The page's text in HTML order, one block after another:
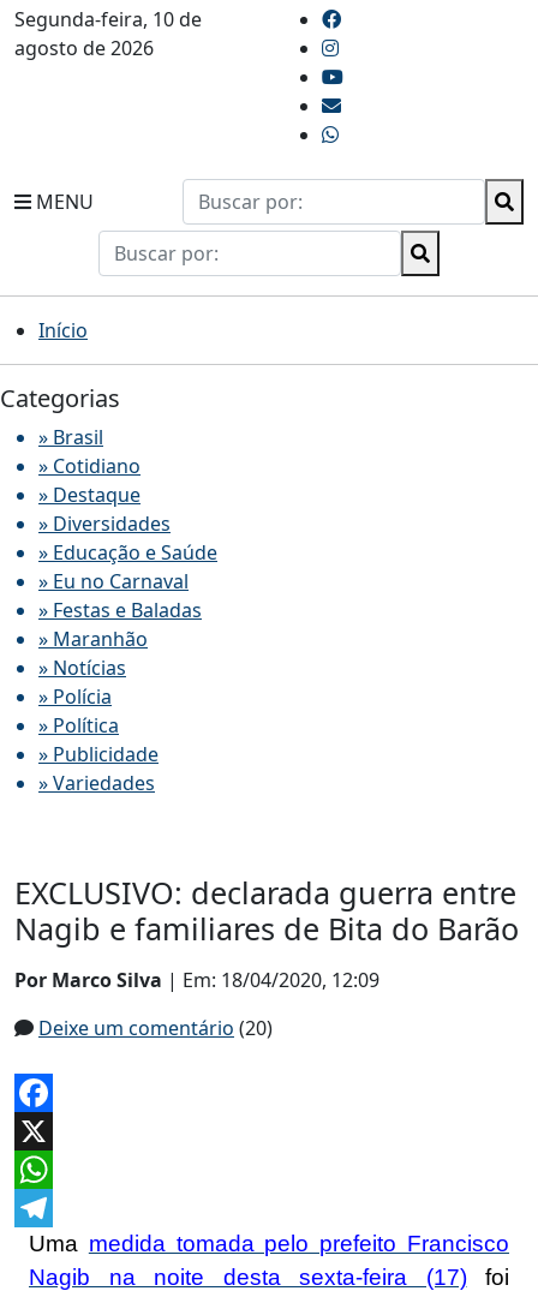
Segunda-feira, 10 de
agosto de 2026
MENU
Início
Categorias
» Brasil
» Cotidiano
» Destaque
» Diversidades
» Educação e Saúde
» Eu no Carnaval
» Festas e Baladas
» Maranhão
» Notícias
» Polícia
» Política
» Publicidade
» Variedades
EXCLUSIVO: declarada guerra entre
Nagib e familiares de Bita do Barão
Por Marco Silva | Em: 18/04/2020, 12:09
Deixe um comentário (20)
Facebook
X
WhatsApp
Telegram
Uma medida tomada pelo prefeito Francisco
Nagib na noite desta sexta-feira (17)foi